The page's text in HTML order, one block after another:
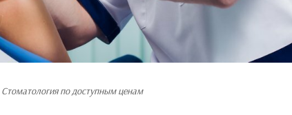
Стоматология по доступным ценам